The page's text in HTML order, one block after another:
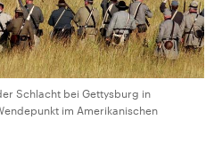
Schlacht bei Gettysburg in
im Amerikanischen